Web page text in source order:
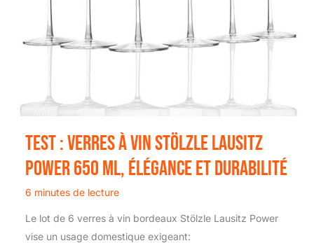
Test : verres à vin Stölzle Lausitz
Power 650 ml, élégance et durabilité
6 minutes de lecture
Le lot de 6 verres à vin bordeaux Stölzle Lausitz Power
vise un usage domestique exigeant: